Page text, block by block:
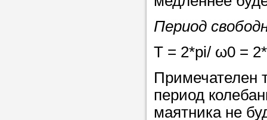
задачей. Он
цена ниже, и
найдет
Период
T = 2*pi/ ω0 =
Примечателен
период
маятника не